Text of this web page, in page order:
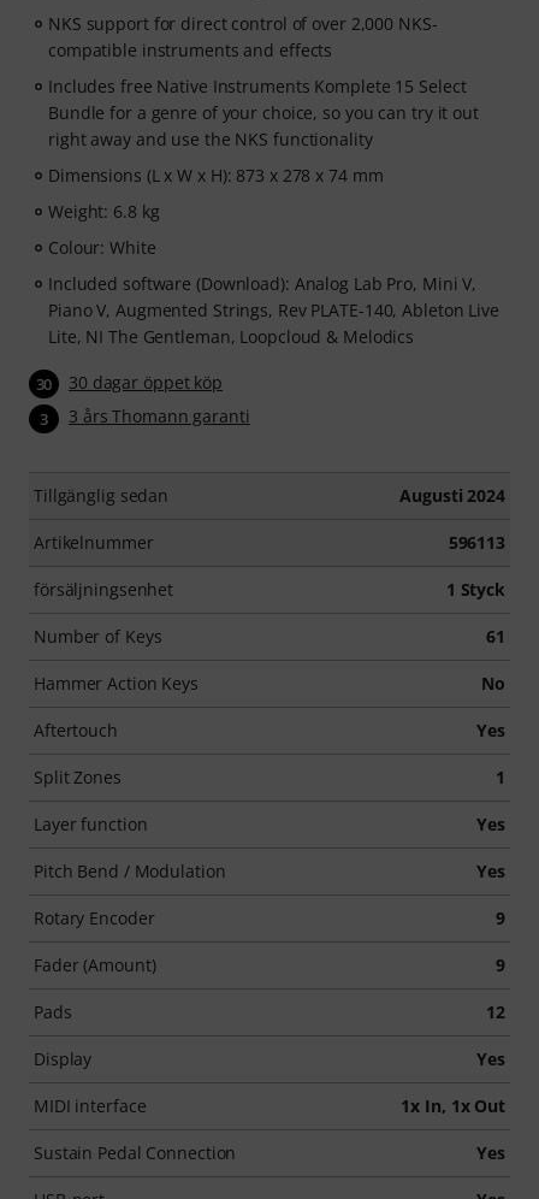
NKS support for direct control of over 2,000 NKS-
compatible instruments and effects
Includes free Native Instruments Komplete 15 Select
Bundle for a genre of your choice, so you can try it out
right away and use the NKS functionality
Dimensions (L x W x H): 873 x 278 x 74 mm
Weight: 6.8 kg
Colour: White
Included software (Download): Analog Lab Pro, Mini V,
Piano V, Augmented Strings, Rev PLATE-140, Ableton Live
Lite, NI The Gentleman, Loopcloud & Melodics
30 30 dagar öppet köp
3 3 års Thomann garanti
Tillgänglig sedan Augusti 2024
Artikelnummer 596113
försäljningsenhet 1 Styck
Number of Keys 61
Hammer Action Keys No
Aftertouch Yes
Split Zones 1
Layer function Yes
Pitch Bend / Modulation Yes
Rotary Encoder 9
Fader (Amount) 9
Pads 12
Display Yes
MIDI interface 1x In, 1x Out
Sustain Pedal Connection Yes